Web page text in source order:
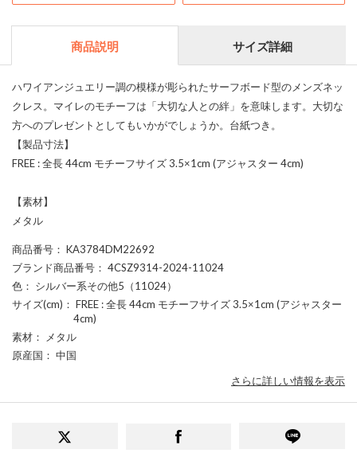
商品説明 サイズ詳細
ハワイアンジュエリー調の模様が彫られたサーフボード型のメンズネッ
クレス。マイレのモチーフは「大切な人との絆」を意味します。大切な
方へのプレゼントとしてもいかがでしょうか。台紙つき。
【製品寸法】
FREE : 全長 44cm モチーフサイズ 3.5×1cm (アジャスター 4cm)
【素材】
メタル
商品番号 ： KA3784DM22692
ブランド商品番号 ： 4CSZ9314-2024-11024
色 ： シルバー系その他5（11024）
サイズ(cm) ： FREE : 全長 44cm モチーフサイズ 3.5×1cm (アジャスター
4cm)
素材 ： メタル
原産国 ： 中国
さらに詳しい情報を表示